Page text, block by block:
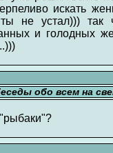
искать
не устал))) так
и голодных
обо всем на
"рыбаки"?